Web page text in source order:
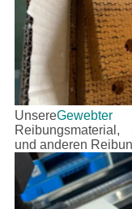
UnsereGewebter
Reibungsmaterial,
und anderen